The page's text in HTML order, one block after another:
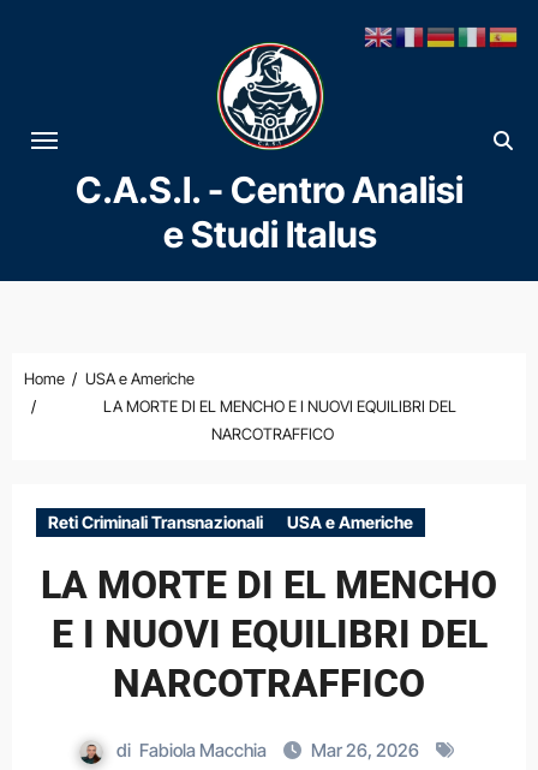
al
contenuto
C.A.S.I. - Centro Analisi
e Studi Italus
Home
USA e Americhe
LA MORTE DI EL MENCHO E I NUOVI EQUILIBRI DEL
NARCOTRAFFICO
Reti Criminali Transnazionali USA e Americhe
LA MORTE DI EL MENCHO
E I NUOVI EQUILIBRI DEL
NARCOTRAFFICO
di Fabiola Macchia
Mar 26, 2026